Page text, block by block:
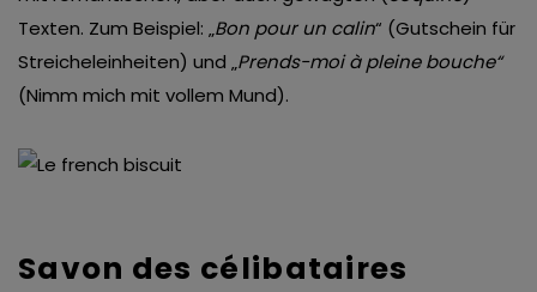
Texten. Zum Beispiel: „Bon pour un calin“ (Gutschein für
Streicheleinheiten) und „Prends-moi à pleine bouche“
(Nimm mich mit vollem Mund).
Savon des célibataires